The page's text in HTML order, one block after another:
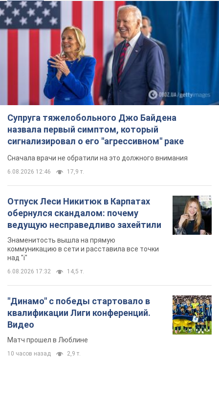
Супруга тяжелобольного Джо Байдена
назвала первый симптом, который
сигнализировал о его "агрессивном" раке
Сначала врачи не обратили на это должного внимания
6.08.2026 12:46 17,9 т.
Отпуск Леси Никитюк в Карпатах
обернулся скандалом: почему
ведущую несправедливо захейтили
Знаменитость вышла на прямую
коммуникацию в сети и расставила все точки
над "i"
6.08.2026 17:32 14,5 т.
"Динамо" с победы стартовало в
квалификации Лиги конференций.
Видео
Матч прошел в Люблине
10 часов назад 2,9 т.